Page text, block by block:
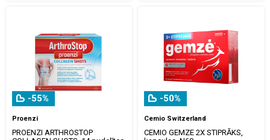
-55%
Proenzi
PROENZI ARTHROSTOP
-50%
Cemio Switzerland
CEMIO GEMZE 2X STIPRĀKS,